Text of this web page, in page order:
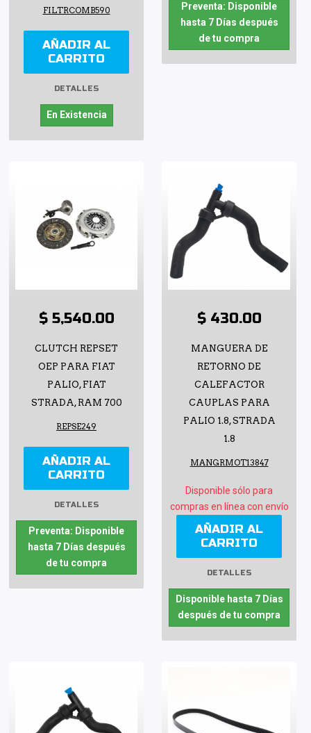
FILTRCOMB590
AÑADIR AL
CARRITO
DETALLES
En Existencia
Preventa: Disponible
hasta 7 Días después
de tu compra
$ 5,540.00
CLUTCH REPSET
OEP PARA FIAT
PALIO, FIAT
STRADA, RAM 700
REPSE249
AÑADIR AL
CARRITO
DETALLES
Preventa: Disponible
hasta 7 Días después
de tu compra
$ 430.00
MANGUERA DE
RETORNO DE
CALEFACTOR
CAUPLAS PARA
PALIO 1.8, STRADA
1.8
MANGRMOT13847
Disponible sólo para
compras en línea con envío
AÑADIR AL
CARRITO
DETALLES
Disponible hasta 7 Días
después de tu compra